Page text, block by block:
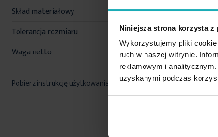
Niniejsza strona korzysta z
Wykorzystujemy pliki
ruch w naszej witrynie.
reklamowym i
uzyskanymi podczas
Skład materiałowy
100% poliester
Tolerancja rozmiaru
5%
Waga netto
1228 g
Pobierz instrukcję użytkowania i bezpieczeństwa produktu